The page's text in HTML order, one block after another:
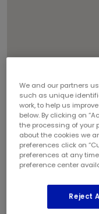
We and our partners
such as unique
work, to help us
below. By clicking on
the processing of your
about the cookies we
preferences click on
preferences at any
preference center
Reject